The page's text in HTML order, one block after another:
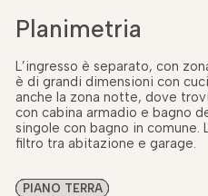
Planimetria
L’ingresso è separato, con
è di grandi dimensioni con
anche la zona notte, dove
con cabina armadio e bagno
singole con bagno in comune.
filtro tra abitazione e garage.
PIANO TERRA